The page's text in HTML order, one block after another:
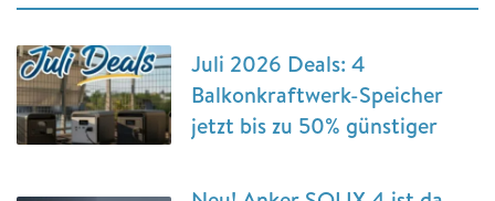
Juli 2026 Deals: 4
Balkonkraftwerk-Speicher
jetzt bis zu 50% günstiger